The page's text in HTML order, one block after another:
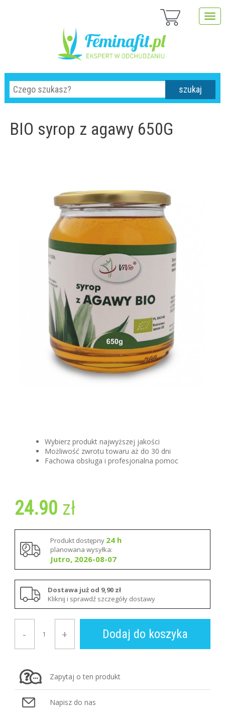
szukaj
BIO syrop z agawy 650G
Wybierz produkt najwyższej jakości
Możliwość zwrotu towaru aż do 30 dni
Fachowa obsługa i profesjonalna pomoc
24.90 zł
Produkt dostępny 24 h
planowana wysyłka:
Jutro, 2026-08-07
Dostawa już od 9,90 zł
Kliknij i sprawdź szczegóły dostawy
+
- Dodaj do koszyka
Zapytaj o ten produkt
Napisz do nas